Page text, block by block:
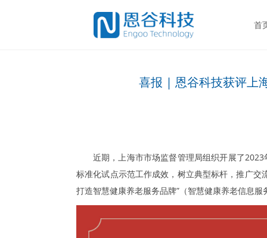
首
喜报 | 恩谷科技获评上
近期，上海市市场监督管理局组织开展了
标准化试点示范工作成效，树立典型标杆，推广
打造智慧健康养老服务品牌”（智慧健康养老信息